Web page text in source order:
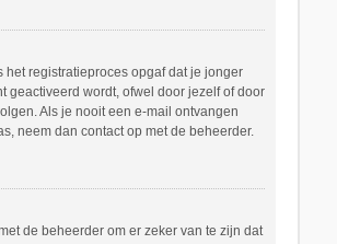
registratieproces opgaf dat je jonger
geactiveerd wordt, ofwel door jezelf of door
Als je nooit een e-mail ontvangen
neem dan contact op met de beheerder.
de beheerder om er zeker van te zijn dat